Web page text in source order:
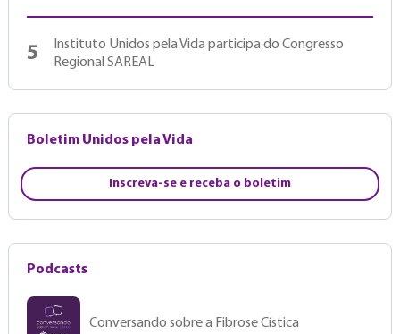
5
Instituto Unidos pela Vida participa do Congresso
Regional SAREAL
Boletim Unidos pela Vida
Inscreva-se e receba o boletim
Podcasts
Conversando sobre a Fibrose Cística